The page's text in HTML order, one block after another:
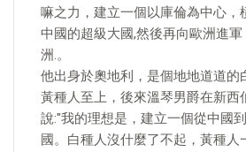
嘛之力，建立一個以庫倫為中心，
中國的超級大國,然後再向歐洲進
洲.。
他出身於奧地利，是個地地道道的
黃種人至上，後來溫琴男爵在新西
說:"我的理想是，建立一個從中國
國。白種人沒什麼了不起，黃種人